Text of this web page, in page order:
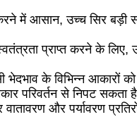
में आसान, उच्च सिर बड़ी
प्राप्त करने के लिए,
के विभिन्न आकारों
परिवर्तन से निपट सकता
और पर्यावरण